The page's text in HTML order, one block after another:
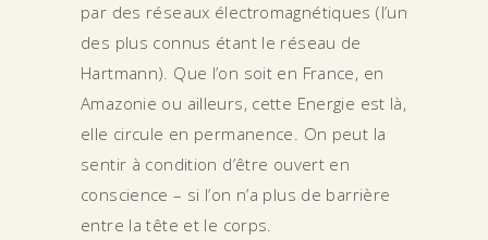
par des réseaux électromagnétiques (l’un
des plus connus étant le réseau de
Hartmann). Que l’on soit en France, en
Amazonie ou ailleurs, cette Energie est là,
elle circule en permanence. On peut la
sentir à condition d’être ouvert en
conscience – si l’on n’a plus de barrière
entre la tête et le corps.